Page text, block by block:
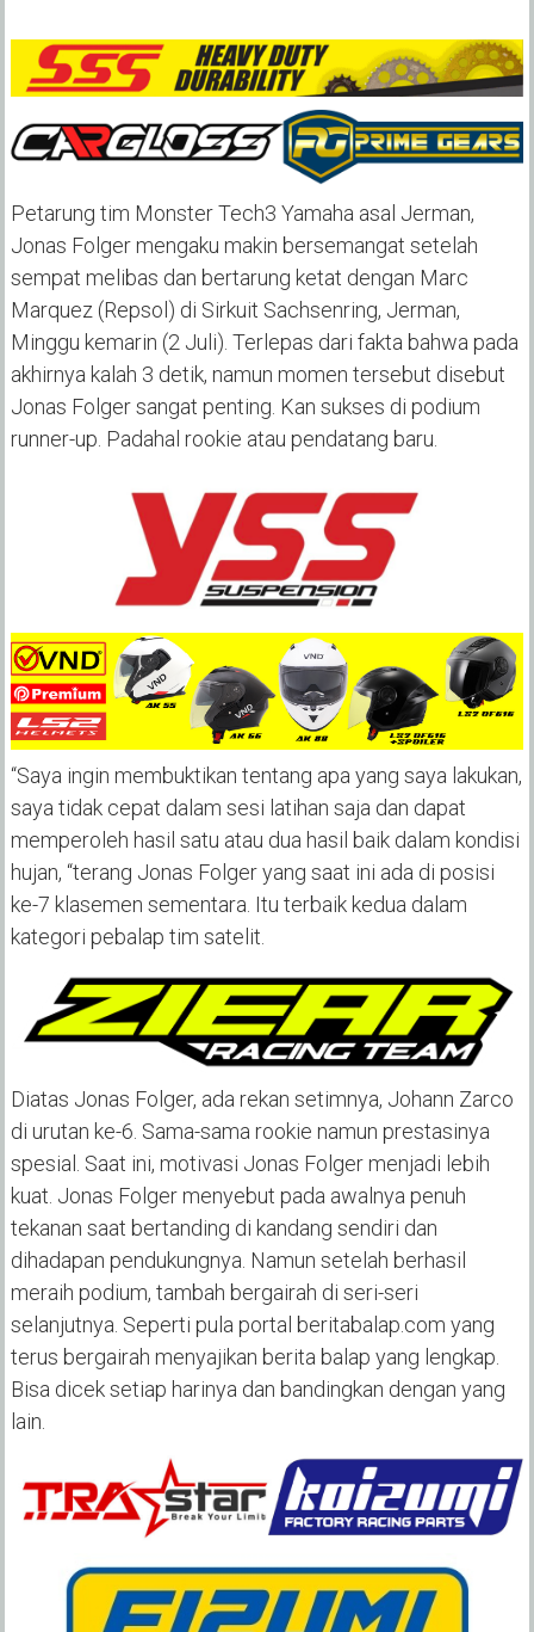
Petarung tim Monster Tech3 Yamaha asal Jerman,
Jonas Folger mengaku makin bersemangat setelah
sempat melibas dan bertarung ketat dengan Marc
Marquez (Repsol) di Sirkuit Sachsenring, Jerman,
Minggu kemarin (2 Juli). Terlepas dari fakta bahwa pada
akhirnya kalah 3 detik, namun momen tersebut disebut
Jonas Folger sangat penting. Kan sukses di podium
runner-up. Padahal rookie atau pendatang baru.
“Saya ingin membuktikan tentang apa yang saya lakukan,
saya tidak cepat dalam sesi latihan saja dan dapat
memperoleh hasil satu atau dua hasil baik dalam kondisi
hujan, “terang Jonas Folger yang saat ini ada di posisi
ke-7 klasemen sementara. Itu terbaik kedua dalam
kategori pebalap tim satelit.
Diatas Jonas Folger, ada rekan setimnya, Johann Zarco
di urutan ke-6. Sama-sama rookie namun prestasinya
spesial. Saat ini, motivasi Jonas Folger menjadi lebih
kuat. Jonas Folger menyebut pada awalnya penuh
tekanan saat bertanding di kandang sendiri dan
dihadapan pendukungnya. Namun setelah berhasil
meraih podium, tambah bergairah di seri-seri
selanjutnya. Seperti pula portal beritabalap.com yang
terus bergairah menyajikan berita balap yang lengkap.
Bisa dicek setiap harinya dan bandingkan dengan yang
lain.